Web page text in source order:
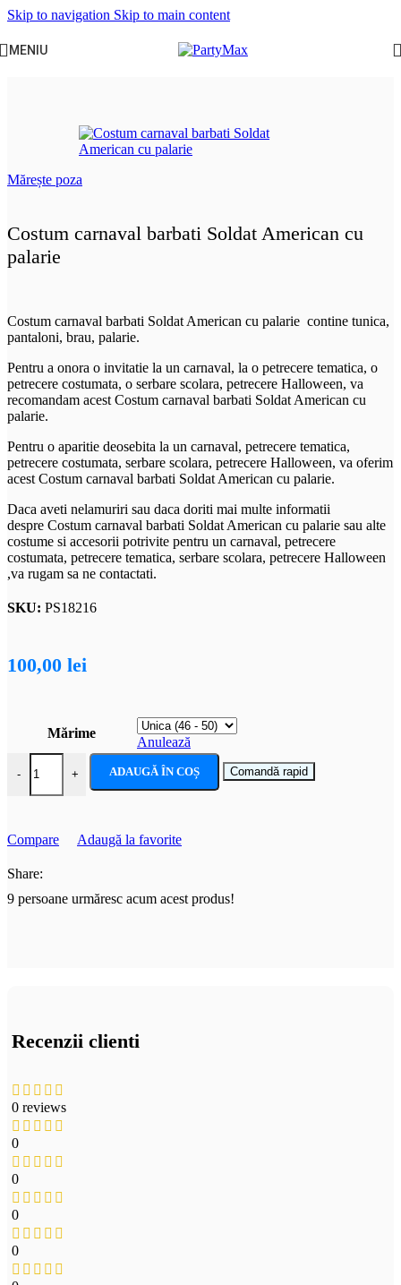
Skip to navigation Skip to main content
MENIU
Mărește poza
Costum carnaval barbati Soldat American cu
palarie
Costum carnaval barbati Soldat American cu palarie contine tunica,
pantaloni, brau, palarie.
Pentru a onora o invitatie la un carnaval, la o petrecere tematica, o
petrecere costumata, o serbare scolara, petrecere Halloween, va
recomandam acest Costum carnaval barbati Soldat American cu
palarie.
Pentru o aparitie deosebita la un carnaval, petrecere tematica,
petrecere costumata, serbare scolara, petrecere Halloween, va oferim
acest Costum carnaval barbati Soldat American cu palarie.
Daca aveti nelamuriri sau daca doriti mai multe informatii
despre Costum carnaval barbati Soldat American cu palarie sau alte
costume si accesorii potrivite pentru un carnaval, petrecere
costumata, petrecere tematica, serbare scolara, petrecere Halloween
,va rugam sa ne contactati.
SKU: PS18216
100,00 lei
Mărime
Anulează
-
Cantitate Costum carnaval barbati Soldat American cu palarie
+ ADAUGĂ ÎN COȘ Comandă rapid
Compare Adaugă la favorite
Share:
9 persoane urmăresc acum acest produs!
Recenzii clienti
0 reviews
0
0
0
0